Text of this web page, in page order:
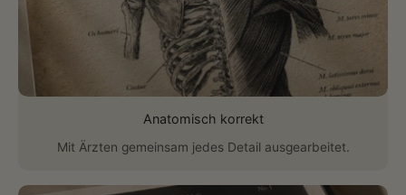
Anatomisch korrekt
Mit Ärzten gemeinsam jedes Detail ausgearbeitet.